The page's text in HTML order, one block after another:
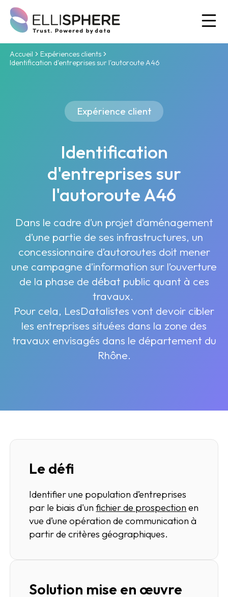
Accueil
Expériences clients
Identification d'entreprises sur l'autoroute A46
Expérience client
Identification
d'entreprises sur
l'autoroute A46
Dans le cadre d’un projet d’aménagement
d’une partie de ses infrastructures, un
concessionnaire d’autoroutes doit mener
une campagne d’information sur l’ouverture
de la phase de débat public quant à ces
travaux.
Pour cela, LesDatalistes vont devoir cibler
les entreprises situées dans la zone des
travaux envisagés dans le département du
Rhône.
Le défi
Identifier une population d’entreprises
par le biais d'unfichier de prospection en
vue d’une opération de communication à
partir de critères géographiques.
Solution mise en œuvre